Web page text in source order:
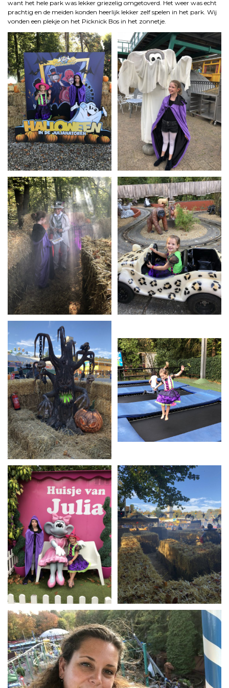
want het hele park was lekker griezelig omgetoverd. Het weer was echt
prachtig en de meiden konden heerlijk lekker zelf spelen in het park. Wij
vonden een plekje on het Picknick Bos in het zonnetje.